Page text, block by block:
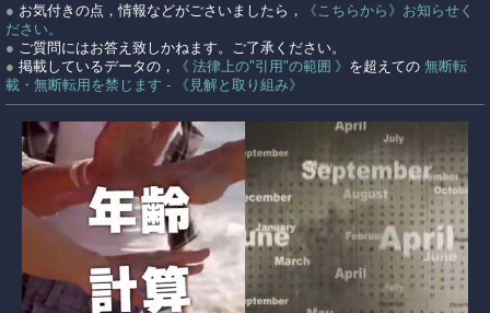
● お気付きの点，情報などがごさいましたら，
《こちらから》お知らせく
ださい。
● ご質問にはお答え致しかねます。ご了承ください。
● 掲載しているデータの， 《 法律上の"引用"の範囲 》 を超えての 無断転
載・無断転用を禁じます - 《見解と取り組み》